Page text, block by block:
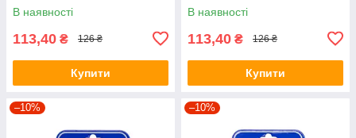
В наявності
113,40 ₴ 126 ₴
Купити
В наявності
113,40 ₴ 126 ₴
Купити
–10% –10%